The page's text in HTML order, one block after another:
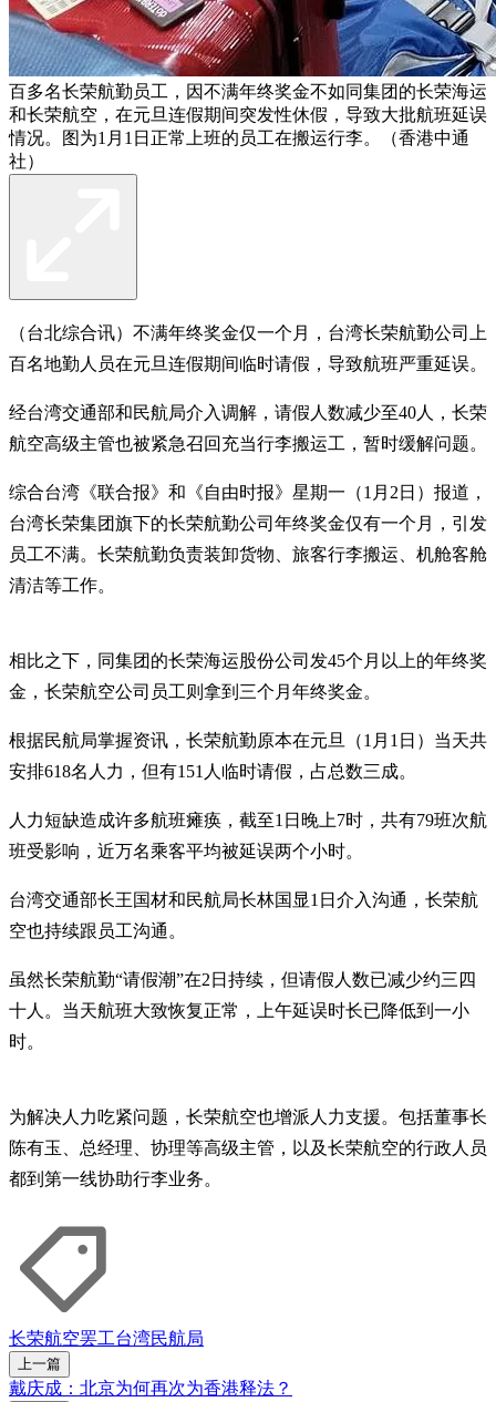
百多名长荣航勤员工，因不满年终奖金不如同集团的长荣海运
和长荣航空，在元旦连假期间突发性休假，导致大批航班延误
情况。图为1月1日正常上班的员工在搬运行李。（香港中通
社）
（台北综合讯）不满年终奖金仅一个月，台湾长荣航勤公司上
百名地勤人员在元旦连假期间临时请假，导致航班严重延误。
经台湾交通部和民航局介入调解，请假人数减少至40人，长荣
航空高级主管也被紧急召回充当行李搬运工，暂时缓解问题。
综合台湾《联合报》和《自由时报》星期一（1月2日）报道，
台湾长荣集团旗下的长荣航勤公司年终奖金仅有一个月，引发
员工不满。长荣航勤负责装卸货物、旅客行李搬运、机舱客舱
清洁等工作。
相比之下，同集团的长荣海运股份公司发45个月以上的年终奖
金，长荣航空公司员工则拿到三个月年终奖金。
根据民航局掌握资讯，长荣航勤原本在元旦（1月1日）当天共
安排618名人力，但有151人临时请假，占总数三成。
人力短缺造成许多航班瘫痪，截至1日晚上7时，共有79班次航
班受影响，近万名乘客平均被延误两个小时。
台湾交通部长王国材和民航局长林国显1日介入沟通，长荣航
空也持续跟员工沟通。
虽然长荣航勤“请假潮”在2日持续，但请假人数已减少约三四
十人。当天航班大致恢复正常，上午延误时长已降低到一小
时。
为解决人力吃紧问题，长荣航空也增派人力支援。包括董事长
陈有玉、总经理、协理等高级主管，以及长荣航空的行政人员
都到第一线协助行李业务。
长荣航空罢工台湾民航局
上一篇
戴庆成：北京为何再次为香港释法？